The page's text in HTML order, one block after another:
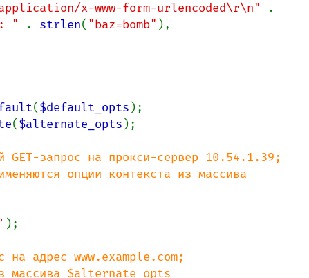
x-www-form-urlencoded\r\n"
.
"
. strlen( "baz=bomb" ),
($default_opts
($alternate_opts );
GET-запрос на прокси-сервер 10.54.1.39;
);
на адрес www.example.com;